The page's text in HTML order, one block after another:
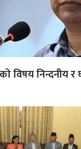
विषय निन्दनीय